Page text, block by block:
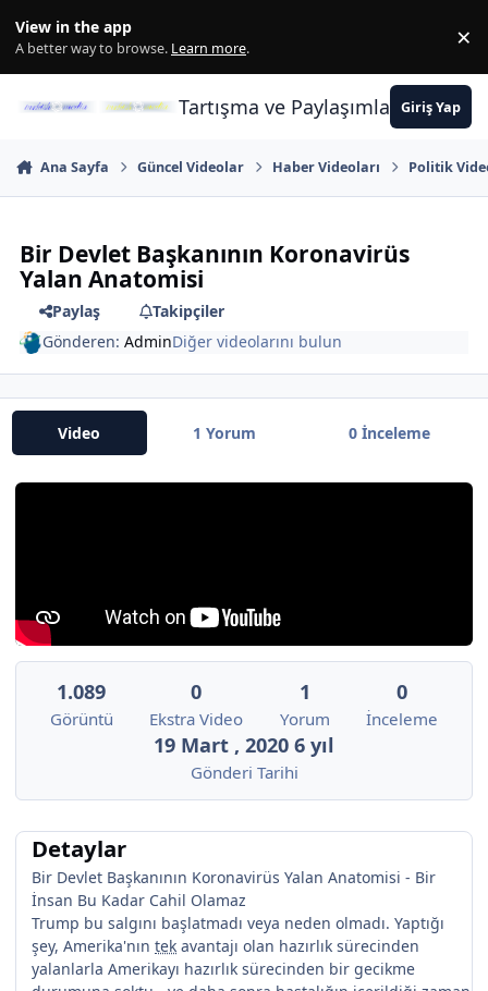
View in the app
A better way to browse. Learn more. ×
Tartışma ve PaylaşımlarınGiriş Yap
Ana Sayfa Güncel Videolar Haber Videoları Politik
Bir Devlet Başkanının Koronavirüs
Yalan Anatomisi
Paylaş
Takipçiler
Gönderen:AdminDiğer videolarını bulun
Video 1 Yorum 0 İnceleme
1.089
Görüntü
0
Ekstra Video
1
Yorum
0
İnceleme
19 Mart , 2020 6 yıl
Gönderi Tarihi
Detaylar
Bir Devlet Başkanının Koronavirüs Yalan Anatomisi - Bir
İnsan Bu Kadar Cahil Olamaz
Trump bu salgını başlatmadı veya neden olmadı. Yaptığı
şey, Amerika'nın tek avantajı olan hazırlık sürecinden
yalanlarla Amerikayı hazırlık sürecinden bir gecikme